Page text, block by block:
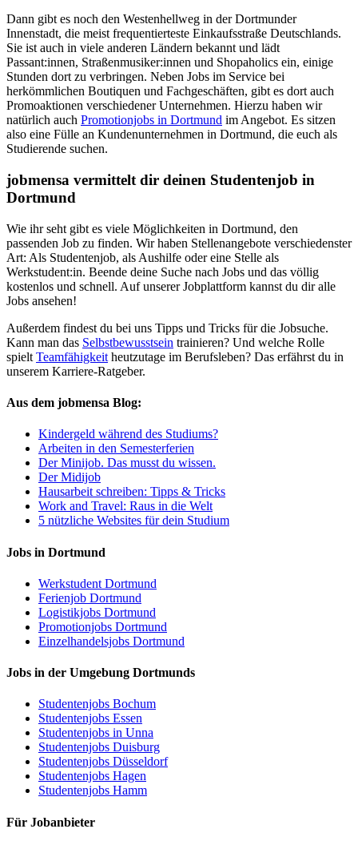
Dann gibt es noch den Westenhellweg in der Dortmunder
Innenstadt, die meist frequentierteste Einkaufsstraße Deutschlands.
Sie ist auch in viele anderen Ländern bekannt und lädt
Passant:innen, Straßenmusiker:innen und Shopaholics ein, einige
Stunden dort zu verbringen. Neben Jobs im Service bei
herkömmlichen Boutiquen und Fachgeschäften, gibt es dort auch
Promoaktionen verschiedener Unternehmen. Hierzu haben wir
natürlich auch Promotionjobs in Dortmund im Angebot. Es sitzen
also eine Fülle an Kundenunternehmen in Dortmund, die euch als
Studierende suchen.
jobmensa vermittelt dir deinen Studentenjob in
Dortmund
Wie ihr seht gibt es viele Möglichkeiten in Dortmund, den
passenden Job zu finden. Wir haben Stellenangebote verschiedenster
Art: Als Studentenjob, als Aushilfe oder eine Stelle als
Werkstudent:in. Beende deine Suche nach Jobs und das völlig
kostenlos und schnell. Auf unserer Jobplattform kannst du dir alle
Jobs ansehen!
Außerdem findest du bei uns Tipps und Tricks für die Jobsuche.
Kann man das Selbstbewusstsein trainieren? Und welche Rolle
spielt Teamfähigkeit heutzutage im Berufsleben? Das erfährst du in
unserem Karriere-Ratgeber.
Aus dem jobmensa Blog:
Kindergeld während des Studiums?
Arbeiten in den Semesterferien
Der Minijob. Das musst du wissen.
Der Midijob
Hausarbeit schreiben: Tipps & Tricks
Work and Travel: Raus in die Welt
5 nützliche Websites für dein Studium
Jobs in Dortmund
Werkstudent Dortmund
Ferienjob Dortmund
Logistikjobs Dortmund
Promotionjobs Dortmund
Einzelhandelsjobs Dortmund
Jobs in der Umgebung Dortmunds
Studentenjobs Bochum
Studentenjobs Essen
Studentenjobs in Unna
Studentenjobs Duisburg
Studentenjobs Düsseldorf
Studentenjobs Hagen
Studentenjobs Hamm
Für Jobanbieter